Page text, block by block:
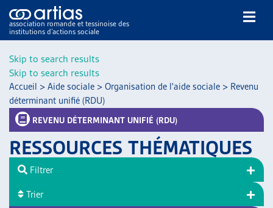
Skip to search results
Skip to search results
association romande et tessinoise des
institutions d’actions sociale
NOS PUBLICATIONS
ARTICLES
VEILLE
Accueil > Aide sociale > Organisation de l'aide sociale > Revenu
déterminant unifié (RDU)
REVENU DÉTERMINANT UNIFIÉ (RDU)
RESSOURCES THÉMATIQUES
Filtrer
Trier